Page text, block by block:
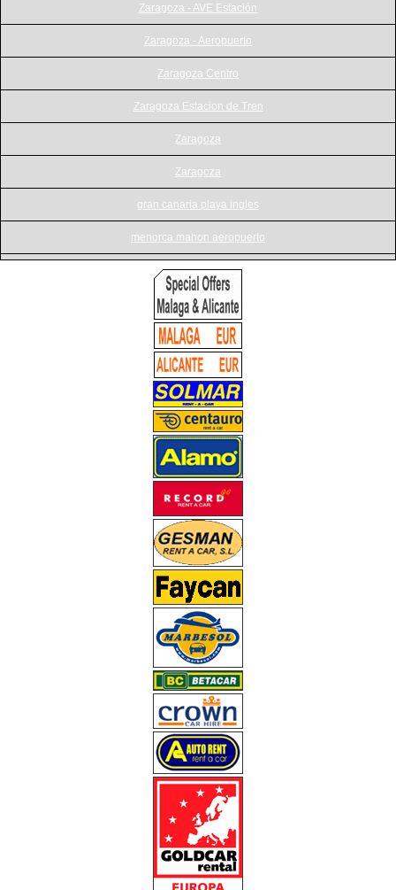
Zaragoza - AVE Estación
Zaragoza - Aeropuerto
Zaragoza Centro
Zaragoza Estacion de Tren
Zaragoza
Zaragoza
gran canaria playa ingles
menorca mahon aeropuerto